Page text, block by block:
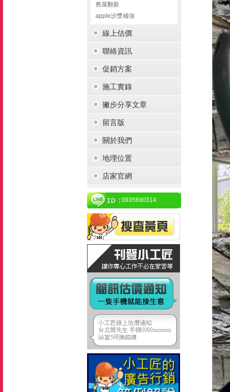
舊屋翻新
apple沙漿補強
線上估價
聯絡資訊
促銷方案
施工實錄
撇步分享文章
留言版
關於我們
地理位置
店家官網
0935690314